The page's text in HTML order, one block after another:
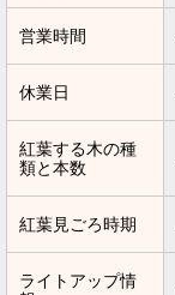
営業時間
休業日
紅葉する木の種
類と本数
紅葉見ごろ時期
ライトアップ情